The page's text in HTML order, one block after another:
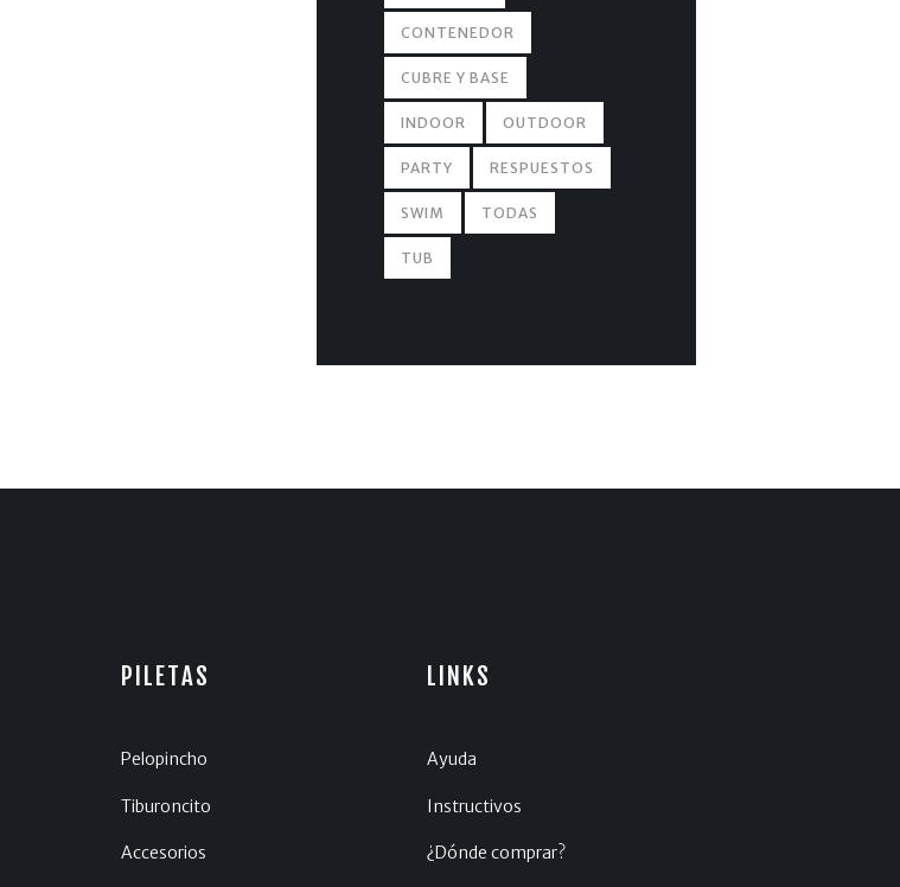
CONTENEDOR
CUBRE Y BASE
INDOOR OUTDOOR
PARTY RESPUESTOS
SWIM TODAS
TUB
PILETAS
Pelopincho
Tiburoncito
Accesorios
LINKS
Ayuda
Instructivos
¿Dónde comprar?